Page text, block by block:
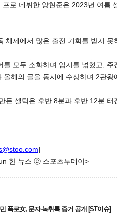
로 데뷔한 양현준은 2023년 여름
체제에서 많은 출전 기회를 받지 못
를 모두 소화하며 입지를 넓혔고,
해의 골을 동시에 수상하며 2관왕
든 셀틱은 후반 8분과 후반 12분 터
]
한 뉴스 ⓒ 스포츠투데이>
폭로女, 문자·녹취록 증거 공개 [ST이슈]